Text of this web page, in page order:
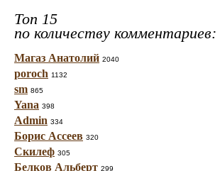
Топ 15
по количеству комментариев:
Магаз Анатолий 2040
poroch 1132
sm 865
Yana 398
Admin 334
Борис Ассеев 320
Скилеф 305
Белков Альберт 299